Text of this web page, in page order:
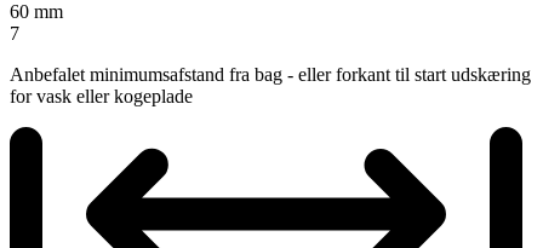
60 mm
7
Anbefalet minimumsafstand fra bag - eller forkant til start udskæring
for vask eller kogeplade